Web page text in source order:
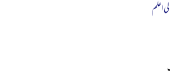
اعلم